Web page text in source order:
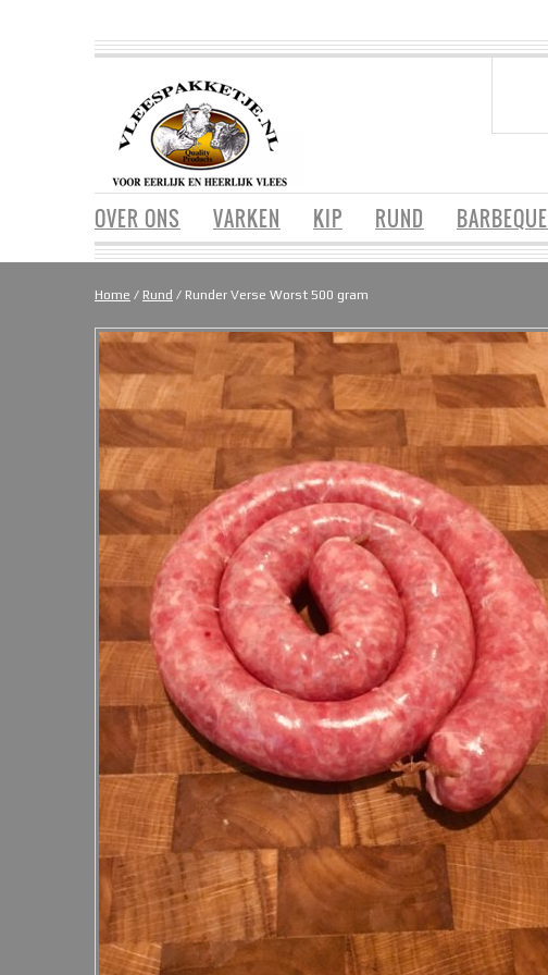
OVER ONS VARKEN KIP RUND BARBEQUE
Home / Rund / Runder Verse Worst 500 gram